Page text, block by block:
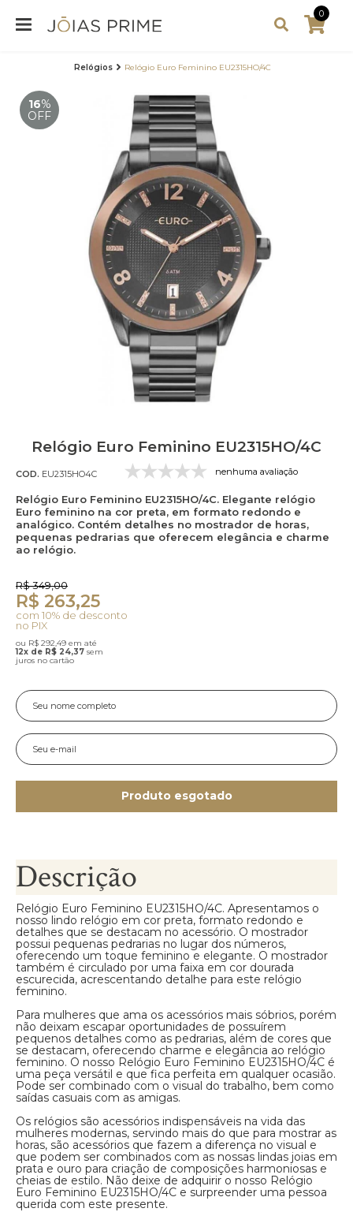
0
Relógios Relógio Euro Feminino EU2315HO/4C
16%
OFF
Relógio Euro Feminino EU2315HO/4C
COD. EU2315HO4C nenhuma avaliação
Relógio Euro Feminino EU2315HO/4C. Elegante relógio
Euro feminino na cor preta, em formato redondo e
analógico. Contém detalhes no mostrador de horas,
pequenas pedrarias que oferecem elegância e charme
ao relógio.
R$ 349,00
R$ 263,25
com 10% de desconto
no PIX
ou R$ 292,49 em até
12x de R$ 24,37 sem
juros no cartão
Produto esgotado
Descrição
Relógio Euro Feminino EU2315HO/4C. Apresentamos o
nosso lindo relógio em cor preta, formato redondo e
detalhes que se destacam no acessório. O mostrador
possui pequenas pedrarias no lugar dos números,
oferecendo um toque feminino e elegante. O mostrador
também é circulado por uma faixa em cor dourada
escurecida, acrescentando detalhe para este relógio
feminino.
Para mulheres que ama os acessórios mais sóbrios, porém
não deixam escapar oportunidades de possuírem
pequenos detalhes como as pedrarias, além de cores que
se destacam, oferecendo charme e elegância ao relógio
feminino. O nosso Relógio Euro Feminino EU2315HO/4C é
uma peça versátil e que fica perfeita em qualquer ocasião.
Pode ser combinado com o visual do trabalho, bem como
saídas casuais com as amigas.
Os relógios são acessórios indispensáveis na vida das
mulheres modernas, servindo mais do que para mostrar as
horas, são acessórios que fazem a diferença no visual e
que podem ser combinados com as nossas lindas joias em
prata e ouro para criação de composições harmoniosas e
cheias de estilo. Não deixe de adquirir o nosso Relógio
Euro Feminino EU2315HO/4C e surpreender uma pessoa
querida com este presente.